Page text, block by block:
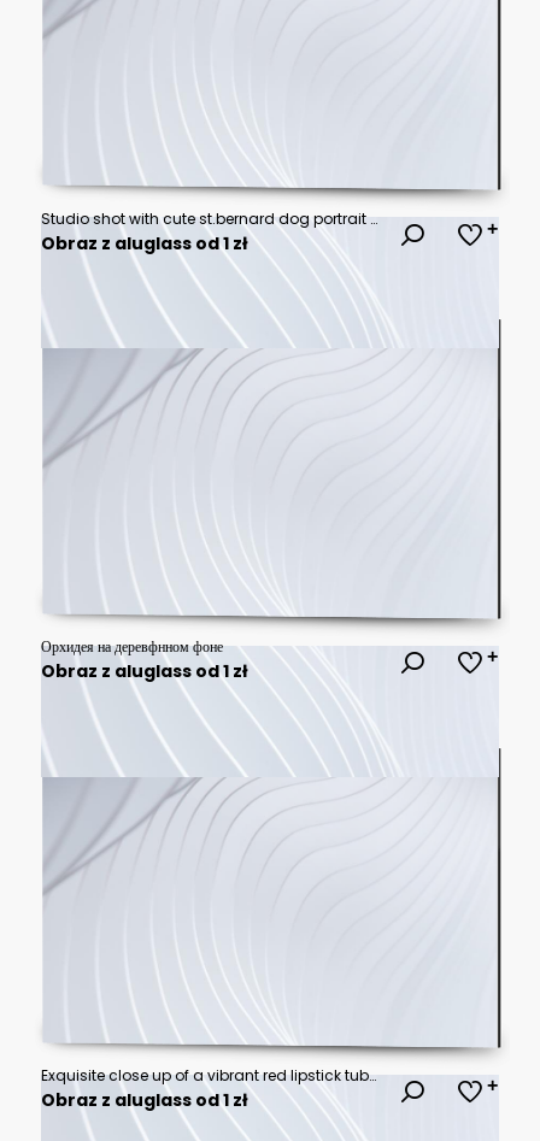
Studio shot with cute st.bernard dog portrait with the curiosity and innocent look as concept of modern happy domestic pet in ravishing hyper realistic detail by Generative AI.
Obraz z aluglass od 1 zł
Орхидея на деревфнном фоне
Obraz z aluglass od 1 zł
Exquisite close up of a vibrant red lipstick tube enveloped in a shower of delicate red star confetti basking in moody atmospheric lighting and a rich luxurious bokeh background
Obraz z aluglass od 1 zł